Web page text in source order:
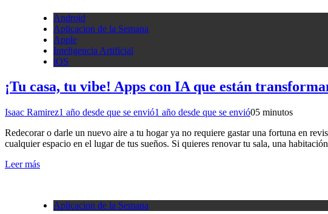
Android
Aplicacion de la Semana
Apple
Inteligencia Artificial
iOS
¡Tu casa, tu vibe! Apps con IA que están
Isaac Ramirez1 año desde que se envió1 año desde que se envió05 minutos
Redecorar o darle un nuevo aire a tu hogar ya no requiere gastar una fortuna en
cualquier espacio en el lugar de tus sueños. Si quieres renovar tu sala, una
Leer más
Aplicacion de la Semana